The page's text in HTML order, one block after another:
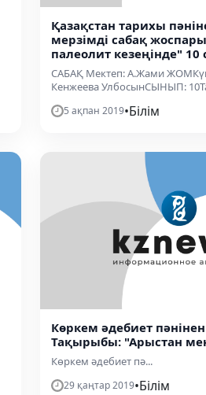
Қазақстан тарихы
мерзімді сабақ
палеолит кезеңінде"
САБАҚ Мектеп: А.Жами
Кенжеева УлбосынСЫНЫП:
5 ақпан 2019•Білім
Көркем әдебиет
Тақырыбы: "Арыстан
Көркем әдебиет пә...
29 қаңтар 2019•Білім